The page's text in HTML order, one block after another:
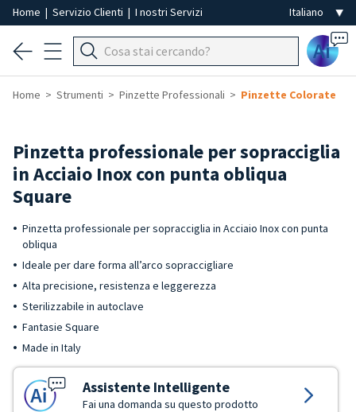
Home | Servizio Clienti | I nostri Servizi
Ai
Home Strumenti Pinzette Professionali Pinzette Colorate
Pinzetta professionale per sopracciglia
in Acciaio Inox con punta obliqua
Square
Pinzetta professionale per sopracciglia in Acciaio Inox con punta
obliqua
Ideale per dare forma all’arco sopraccigliare
Alta precisione, resistenza e leggerezza
Sterilizzabile in autoclave
Fantasie Square
Made in Italy
Assistente Intelligente
Fai una domanda su questo prodotto